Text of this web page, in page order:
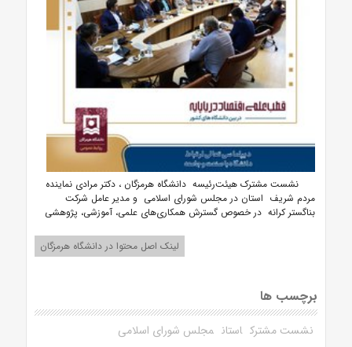
نشست مشترک هیئت‌رئیسه دانشگاه هرمزگان ، دکتر مرادی نماینده
مردم شریف استان در مجلس شورای اسلامی و مدیر عامل شرکت
بناگستر کرانه در خصوص گسترش همکاری‌های علمی، آموزشی، پژوهشی
لینک اصل محتوا در دانشگاه هرمزگان
برچسب ها
نشست مشترک استان مجلس شورای اسلامی